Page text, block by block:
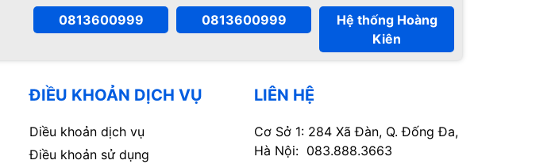
0813600999 0813600999
Hệ thống Hoàng
Kiên
ĐIỀU KHOẢN DỊCH VỤ
Diều khoản dịch vụ
Điều khoản sử dụng
LIÊN HỆ
Cơ Sở 1: 284 Xã Đàn, Q. Đống Đa,
Hà Nội: 083.888.3663